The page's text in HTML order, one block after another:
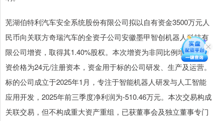
芜湖伯特利汽车安全系统股份有限公司拟以自有资金3500万元人
民币向关联方奇瑞汽车的全资子公司安徽墨甲智创机器人科技有
限公司增资，取得其1.40%股权。本次增资为非同比例增资，增
资价格为24元/注册资本，资金用于标的公司研发、生产及运营。
标的公司成立于2025年1月，专注于智能机器人研发与人工智能
应用开发，2025年前三季度净利润为-510.46万元。本次交易构成
关联交易，但不构成重大资产重组，已获董事会及独立董事专门